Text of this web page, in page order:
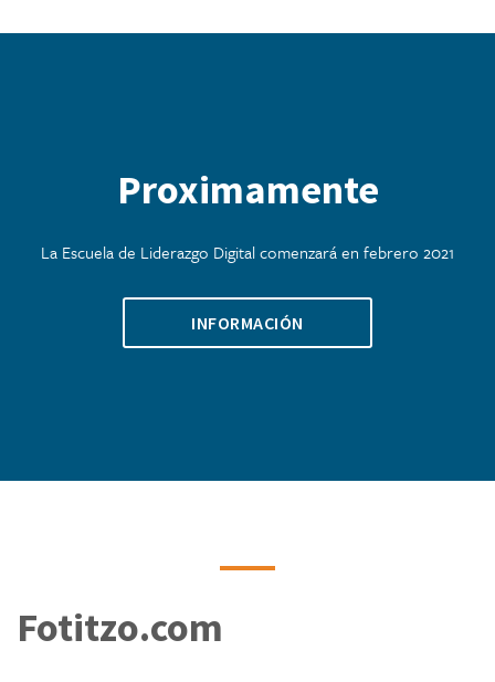
Proximamente
La Escuela de Liderazgo Digital comenzará en febrero 2021
INFORMACIÓN
Fotitzo.com